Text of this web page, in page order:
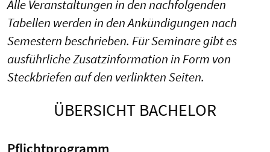
Alle Veranstaltungen in den nachfolgenden
Tabellen werden in den Ankündigungen nach
Semestern beschrieben. Für Seminare gibt es
ausführliche Zusatzinformation in Form von
Steckbriefen auf den verlinkten Seiten.
ÜBERSICHT BACHELOR
Pflichtprogramm